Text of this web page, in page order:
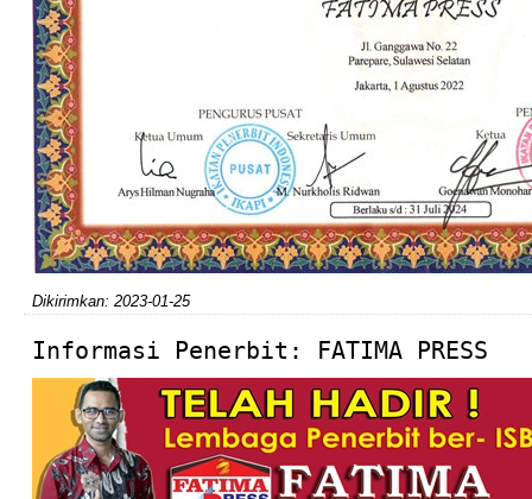
Dikirimkan: 2023-01-25
Informasi Penerbit: FATIMA PRESS